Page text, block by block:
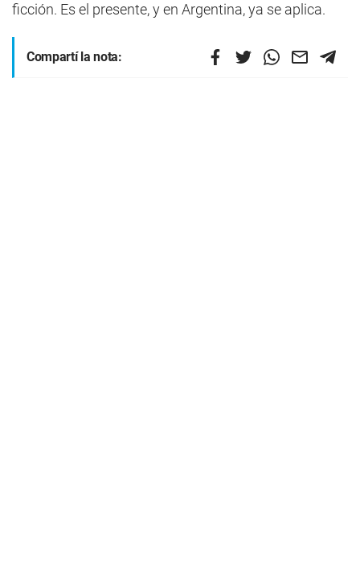
ficción. Es el presente, y en Argentina, ya se aplica.
Compartí la nota: